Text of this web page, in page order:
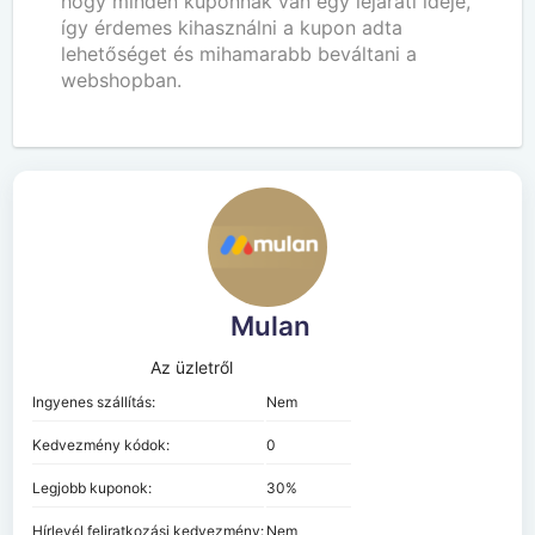
így érdemes kihasználni a kupon adta
lehetőséget és mihamarabb beváltani a
webshopban.
Mulan
Az üzletről
Ingyenes szállítás: Nem
Kedvezmény kódok: 0
Legjobb kuponok: 30%
Hírlevél feliratkozási kedvezmény: Nem